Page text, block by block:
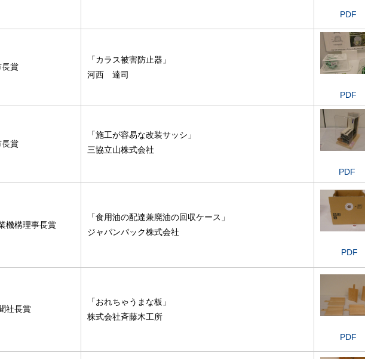
PDF
賞
「カラス被害防止器」
河西 達司
PDF
賞
「施工が容易な改装サッシ」
三協立山株式会社
PDF
機構理事長賞
「食用油の配達兼廃油の回収ケース」
ジャパンパック株式会社
PDF
社長賞
「おれちゃうまな板」
株式会社斉藤木工所
PDF